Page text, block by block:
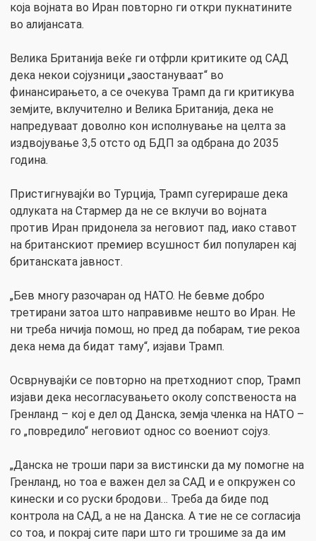
која војната во Иран повторно ги откри пукнатините
во алијансата.
Велика Британија веќе ги отфрли критиките од САД
дека некои сојузници „заостануваат“ во
финансирањето, а се очекува Трамп да ги критикува
земјите, вклучително и Велика Британија, дека не
напредуваат доволно кон исполнување на целта за
издвојување 3,5 отсто од БДП за одбрана до 2035
година.
Пристигнувајќи во Турција, Трамп сугерираше дека
одлуката на Стармер да не се вклучи во војната
против Иран придонела за неговиот пад, иако ставот
на британскиот премиер всушност бил популарен кај
британската јавност.
„Бев многу разочаран од НАТО. Не бевме добро
третирани затоа што направивме нешто во Иран. Не
ни треба ничија помош, но пред да побарам, тие рекоа
дека нема да бидат таму“, изјави Трамп.
Осврнувајќи се повторно на претходниот спор, Трамп
изјави дека несогласувањето околу сопственоста на
Гренланд – кој е дел од Данска, земја членка на НАТО –
го „повредило“ неговиот однос со воениот сојуз.
„Данска не троши пари за вистински да му помогне на
Гренланд, но тоа е важен дел за САД и е опкружен со
кинески и со руски бродови… Треба да биде под
контрола на САД, а не на Данска. А тие не се согласија
со тоа, и покрај сите пари што ги трошиме за да им